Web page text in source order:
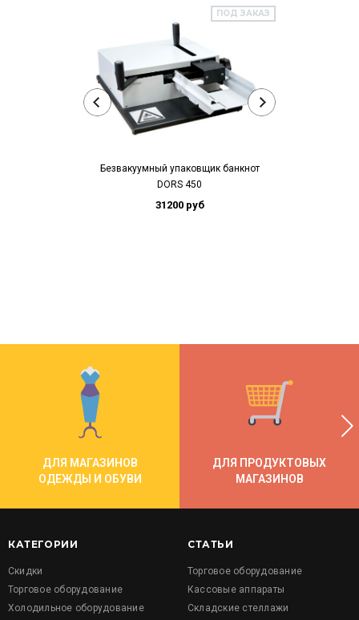
ПОД ЗАКАЗ
Безвакуумный упаковщик банкнот
DORS 450
31200 руб
ДЛЯ МАГАЗИНОВ
ОДЕЖДЫ И ОБУВИ
ДЛЯ ПРОДУКТОВЫХ
МАГАЗИНОВ
КАТЕГОРИИ
Скидки
Торговое оборудование
Холодильное оборудование
СТАТЬИ
Торговое оборудование
Кассовые аппараты
Складские стеллажи